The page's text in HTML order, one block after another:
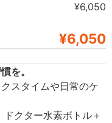
¥6,050
¥6,050
を。
スタイムや日常のケ
クター水素ボトル＋